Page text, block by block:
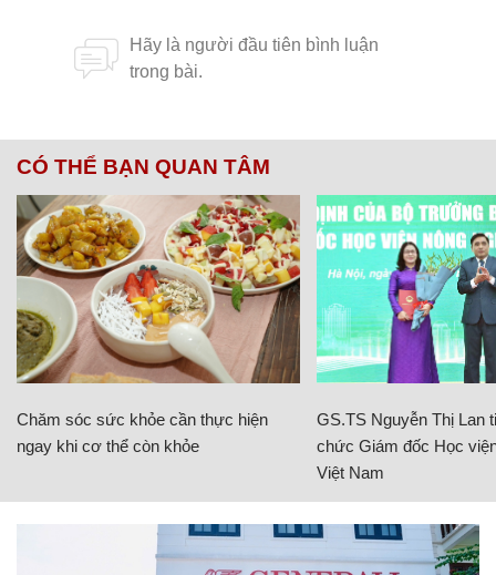
CÓ THỂ BẠN QUAN TÂM
Chăm sóc sức khỏe cần thực hiện
ngay khi cơ thể còn khỏe
GS.TS Nguyễn Thị Lan
chức Giám đốc Học
Việt Nam